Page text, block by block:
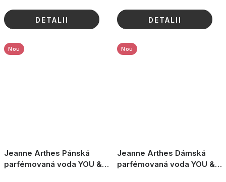
DETALII DETALII
Jeanne Arthes Pánská
parfémovaná voda YOU &
Nou
Jeanne Arthes Dámská
parfémovaná voda YOU &
Nou